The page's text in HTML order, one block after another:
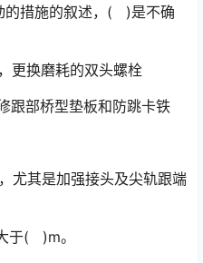
的措施的叙述，( )是不确
更换磨耗的双头螺栓
跟部桥型垫板和防跳卡铁
尤其是加强接头及尖轨跟端
于( )m。